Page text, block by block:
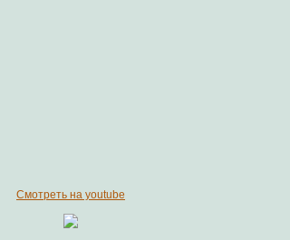
Смотреть на youtube